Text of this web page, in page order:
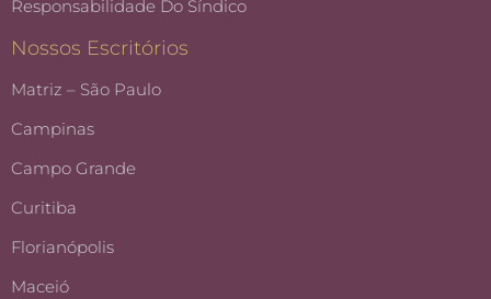
Responsabilidade Do Síndico
Nossos Escritórios
Matriz – São Paulo
Campinas
Campo Grande
Curitiba
Florianópolis
Maceió